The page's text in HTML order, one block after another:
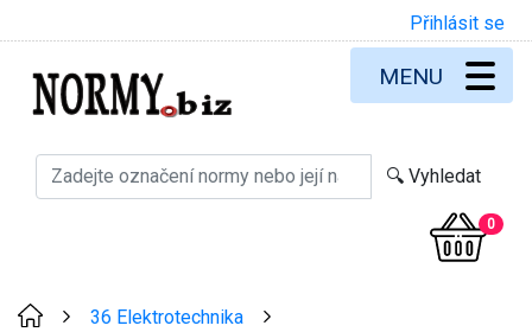
Přihlásit se
0
MENU
36 Elektrotechnika